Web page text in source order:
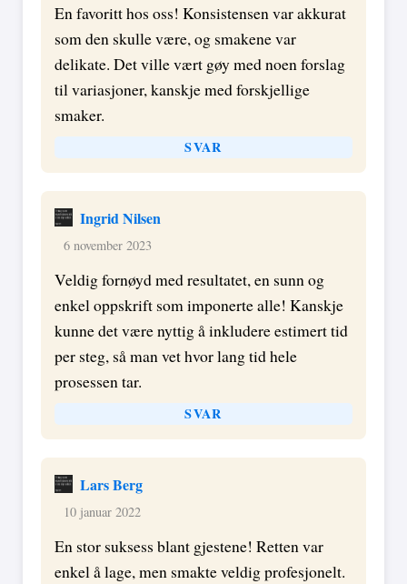
En favoritt hos oss! Konsistensen var akkurat
som den skulle være, og smakene var
delikate. Det ville vært gøy med noen forslag
til variasjoner, kanskje med forskjellige
smaker.
SVAR
Ingrid Nilsen
6 november 2023
Veldig fornøyd med resultatet, en sunn og
enkel oppskrift som imponerte alle! Kanskje
kunne det være nyttig å inkludere estimert tid
per steg, så man vet hvor lang tid hele
prosessen tar.
SVAR
Lars Berg
10 januar 2022
En stor suksess blant gjestene! Retten var
enkel å lage, men smakte veldig profesjonelt.